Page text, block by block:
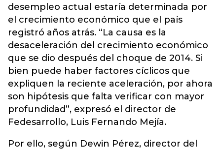
desempleo actual estaría determinada por
el crecimiento económico que el país
registró años atrás. “La causa es la
desaceleración del crecimiento económico
que se dio después del choque de 2014. Si
bien puede haber factores cíclicos que
expliquen la reciente aceleración, por ahora
son hipótesis que falta verificar con mayor
profundidad”, expresó el director de
Fedesarrollo, Luis Fernando Mejía.
Por ello, según Dewin Pérez, director del